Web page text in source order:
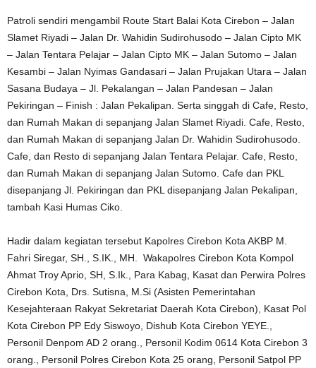
Patroli sendiri mengambil Route Start Balai Kota Cirebon – Jalan
Slamet Riyadi – Jalan Dr. Wahidin Sudirohusodo – Jalan Cipto MK
– Jalan Tentara Pelajar – Jalan Cipto MK – Jalan Sutomo – Jalan
Kesambi – Jalan Nyimas Gandasari – Jalan Prujakan Utara – Jalan
Sasana Budaya – Jl. Pekalangan – Jalan Pandesan – Jalan
Pekiringan – Finish : Jalan Pekalipan. Serta singgah di Cafe, Resto,
dan Rumah Makan di sepanjang Jalan Slamet Riyadi. Cafe, Resto,
dan Rumah Makan di sepanjang Jalan Dr. Wahidin Sudirohusodo.
Cafe, dan Resto di sepanjang Jalan Tentara Pelajar. Cafe, Resto,
dan Rumah Makan di sepanjang Jalan Sutomo. Cafe dan PKL
disepanjang Jl. Pekiringan dan PKL disepanjang Jalan Pekalipan,
tambah Kasi Humas Ciko.
Hadir dalam kegiatan tersebut Kapolres Cirebon Kota AKBP M.
Fahri Siregar, SH., S.IK., MH. Wakapolres Cirebon Kota Kompol
Ahmat Troy Aprio, SH, S.Ik., Para Kabag, Kasat dan Perwira Polres
Cirebon Kota, Drs. Sutisna, M.Si (Asisten Pemerintahan
Kesejahteraan Rakyat Sekretariat Daerah Kota Cirebon), Kasat Pol
Kota Cirebon PP Edy Siswoyo, Dishub Kota Cirebon YEYE.,
Personil Denpom AD 2 orang., Personil Kodim 0614 Kota Cirebon 3
orang., Personil Polres Cirebon Kota 25 orang, Personil Satpol PP